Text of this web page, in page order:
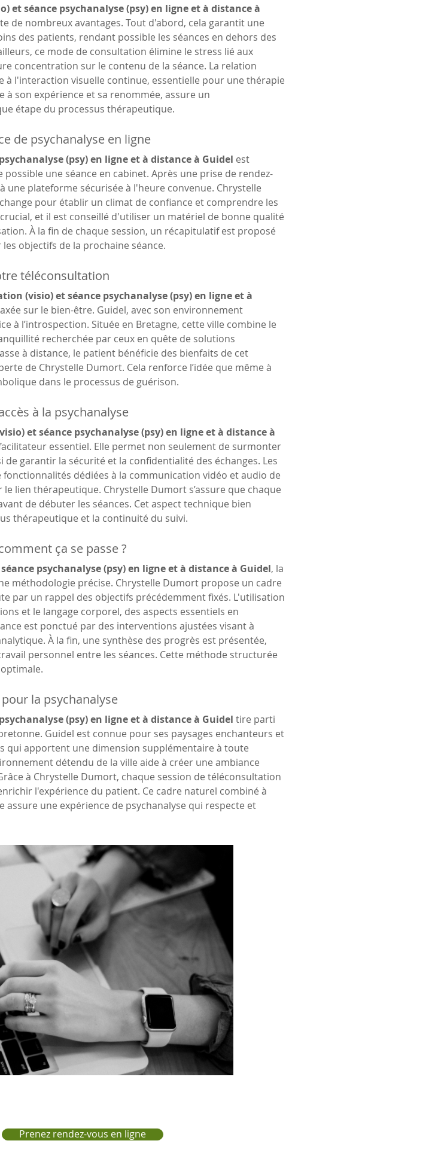
et séance psychanalyse (psy) en ligne et à distance à
de nombreux avantages. Tout d'abord, cela garantit une
des patients, rendant possible les séances en dehors des
ce mode de consultation élimine le stress lié aux
concentration sur le contenu de la séance. La relation
à l'interaction visuelle continue, essentielle pour une thérapie
à son expérience et sa renommée, assure un
étape du processus thérapeutique.
de psychanalyse en ligne
(psy) en ligne et à distance à Guidel est
une séance en cabinet. Après une prise de rendez-
une plateforme sécurisée à l'heure convenue. Chrystelle
pour établir un climat de confiance et comprendre les
et il est conseillé d'utiliser un matériel de bonne qualité
À la fin de chaque session, un récapitulatif est proposé
objectifs de la prochaine séance.
téléconsultation
(visio) et séance psychanalyse (psy) en ligne et à
sur le bien-être. Guidel, avec son environnement
à l’introspection. Située en Bretagne, cette ville combine le
recherchée par ceux en quête de solutions
à distance, le patient bénéficie des bienfaits de cet
de Chrystelle Dumort. Cela renforce l’idée que même à
dans le processus de guérison.
à la psychanalyse
et séance psychanalyse (psy) en ligne et à distance à
essentiel. Elle permet non seulement de surmonter
garantir la sécurité et la confidentialité des échanges. Les
dédiées à la communication vidéo et audio de
lien thérapeutique. Chrystelle Dumort s’assure que chaque
de débuter les séances. Cet aspect technique bien
thérapeutique et la continuité du suivi.
ça se passe ?
psychanalyse (psy) en ligne et à distance à Guidel, la
méthodologie précise. Chrystelle Dumort propose un cadre
par un rappel des objectifs précédemment fixés. L'utilisation
et le langage corporel, des aspects essentiels en
est ponctué par des interventions ajustées visant à
À la fin, une synthèse des progrès est présentée,
personnel entre les séances. Cette méthode structurée
la psychanalyse
(psy) en ligne et à distance à Guidel tire parti
Guidel est connue pour ses paysages enchanteurs et
qui apportent une dimension supplémentaire à toute
détendu de la ville aide à créer une ambiance
à Chrystelle Dumort, chaque session de téléconsultation
l'expérience du patient. Ce cadre naturel combiné à
une expérience de psychanalyse qui respecte et
Prenez rendez-vous en ligne